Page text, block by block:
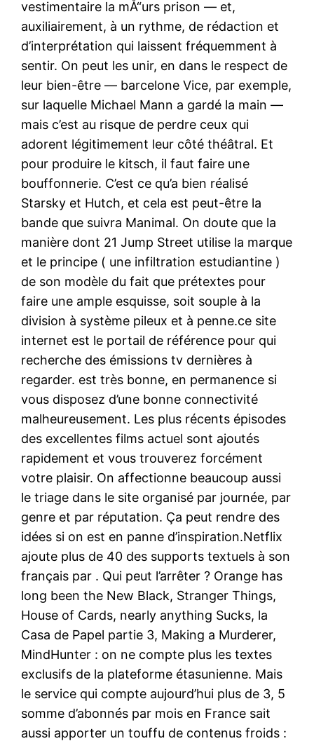
vestimentaire la mÅ“urs prison — et,
auxiliairement, à un rythme, de rédaction et
d’interprétation qui laissent fréquemment à
sentir. On peut les unir, en dans le respect de
leur bien-être — barcelone Vice, par exemple,
sur laquelle Michael Mann a gardé la main —
mais c’est au risque de perdre ceux qui
adorent légitimement leur côté théâtral. Et
pour produire le kitsch, il faut faire une
bouffonnerie. C’est ce qu’a bien réalisé
Starsky et Hutch, et cela est peut-être la
bande que suivra Manimal. On doute que la
manière dont 21 Jump Street utilise la marque
et le principe ( une infiltration estudiantine )
de son modèle du fait que prétextes pour
faire une ample esquisse, soit souple à la
division à système pileux et à penne.ce site
internet est le portail de référence pour qui
recherche des émissions tv dernières à
regarder. est très bonne, en permanence si
vous disposez d’une bonne connectivité
malheureusement. Les plus récents épisodes
des excellentes films actuel sont ajoutés
rapidement et vous trouverez forcément
votre plaisir. On affectionne beaucoup aussi
le triage dans le site organisé par journée, par
genre et par réputation. Ça peut rendre des
idées si on est en panne d’inspiration.Netflix
ajoute plus de 40 des supports textuels à son
français par . Qui peut l’arrêter ? Orange has
long been the New Black, Stranger Things,
House of Cards, nearly anything Sucks, la
Casa de Papel partie 3, Making a Murderer,
MindHunter : on ne compte plus les textes
exclusifs de la plateforme étasunienne. Mais
le service qui compte aujourd’hui plus de 3, 5
somme d’abonnés par mois en France sait
aussi apporter un touffu de contenus froids :